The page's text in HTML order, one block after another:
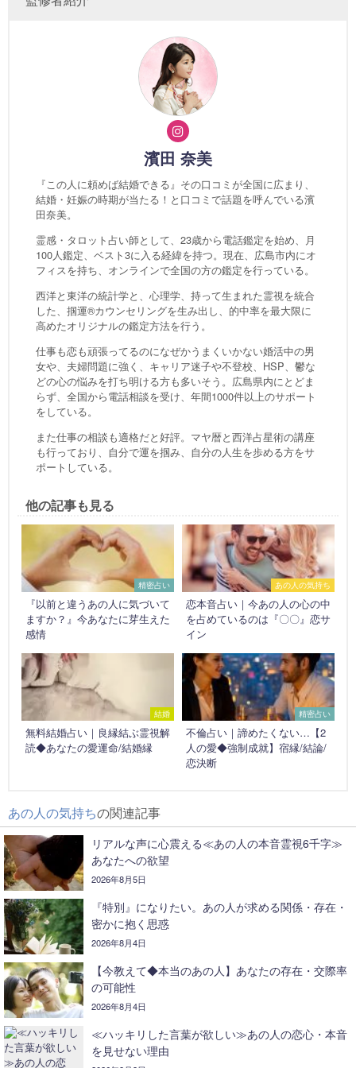
濱田 奈美
『この人に頼めば結婚できる』その口コミが全国に広まり、
結婚・妊娠の時期が当たる！と口コミで話題を呼んでいる濱
田奈美。
霊感・タロット占い師として、23歳から電話鑑定を始め、月
100人鑑定、ベスト3に入る経緯を持つ。現在、広島市内にオ
フィスを持ち、オンラインで全国の方の鑑定を行っている。
西洋と東洋の統計学と、心理学、持って生まれた霊視を統合
した、掴運®カウンセリングを生み出し、的中率を最大限に
高めたオリジナルの鑑定方法を行う。
仕事も恋も頑張ってるのになぜかうまくいかない婚活中の男
女や、夫婦問題に強く、キャリア迷子や不登校、HSP、鬱な
どの心の悩みを打ち明ける方も多いそう。広島県内にとどま
らず、全国から電話相談を受け、年間1000件以上のサポート
をしている。
また仕事の相談も適格だと好評。マヤ暦と西洋占星術の講座
も行っており、自分で運を掴み、自分の人生を歩める方をサ
ポートしている。
他の記事も見る
精密占い
『以前と違うあの人に気づいて
ますか？』今あなたに芽生えた
感情
あの人の気持ち
恋本音占い｜今あの人の心の中
を占めているのは『〇〇』恋サ
イン
結婚
無料結婚占い｜良縁結ぶ霊視解
読◆あなたの愛運命/結婚縁
精密占い
不倫占い｜諦めたくない…【2
人の愛◆強制成就】宿縁/結論/
恋決断
あの人の気持ちの関連記事
リアルな声に心震える≪あの人の本音霊視6千字≫
あなたへの欲望
2026年8月5日
『特別』になりたい。あの人が求める関係・存在・
密かに抱く思惑
2026年8月4日
【今教えて◆本当のあの人】あなたの存在・交際率
の可能性
2026年8月4日
≪ハッキリした言葉が欲しい≫あの人の恋心・本音
を見せない理由